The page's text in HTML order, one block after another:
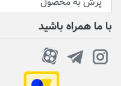
با ما همراه باشید